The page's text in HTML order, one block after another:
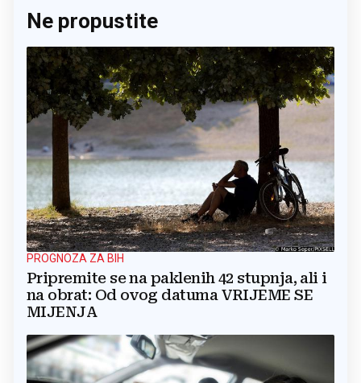
Ne propustite
PROGNOZA ZA BIH
Pripremite se na paklenih 42 stupnja, ali i
na obrat: Od ovog datuma VRIJEME SE
MIJENJA